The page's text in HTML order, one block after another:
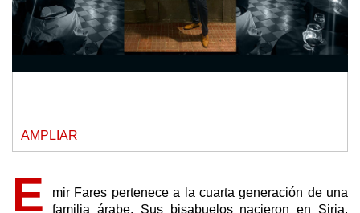
AMPLIAR
E
mir Fares pertenece a la cuarta generación de una
familia árabe. Sus bisabuelos nacieron en Siria,